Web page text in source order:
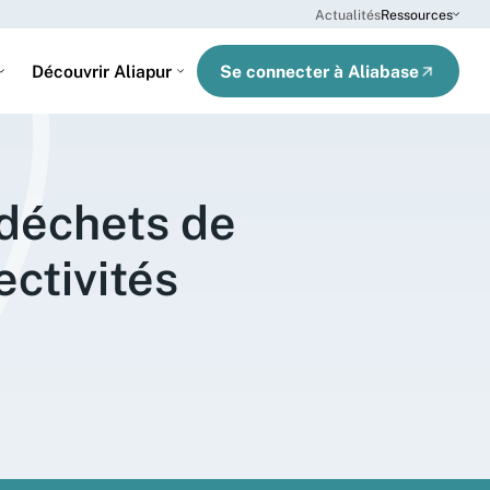
ActualitésRessources
Découvrir Aliapur Se connecter à Aliabase
de